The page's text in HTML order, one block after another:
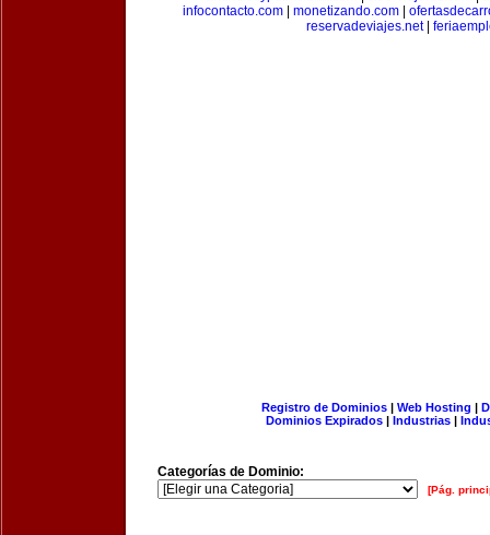
infocontacto.com
monetizando.com
reservadeviajes.net|
Registro de Dominios| Web Hosting |
Dominios Expirados | Industrias |
Categorías de Dominio:
[Pág.